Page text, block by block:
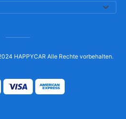
HAPPYCAR Alle Rechte vorbehalten.